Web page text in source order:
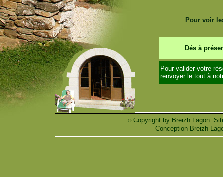
Pour voir
Dés à
Pour valider votre
renvoyer le tout à
©Copyright by Breizh Lagon.
Conception Breizh